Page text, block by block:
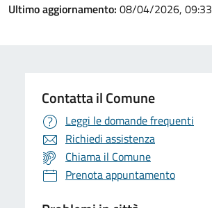
Ultimo aggiornamento: 08/04/2026, 09:33
Contatta il Comune
Leggi le domande frequenti
Richiedi assistenza
Chiama il Comune
Prenota appuntamento